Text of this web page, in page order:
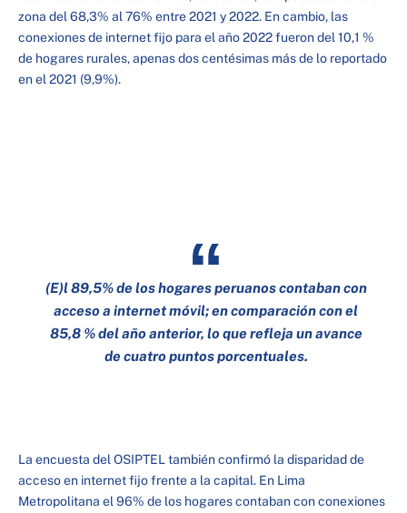
zona del 68,3% al 76% entre 2021 y 2022. En cambio, las
conexiones de internet fijo para el año 2022 fueron del 10,1 %
de hogares rurales, apenas dos centésimas más de lo reportado
en el 2021 (9,9%).
(E)l 89,5% de los hogares peruanos contaban con
acceso a internet móvil; en comparación con el
85,8 % del año anterior, lo que refleja un avance
de cuatro puntos porcentuales.
La encuesta del OSIPTEL también confirmó la disparidad de
acceso en internet fijo frente a la capital. En Lima
Metropolitana el 96% de los hogares contaban con conexiones